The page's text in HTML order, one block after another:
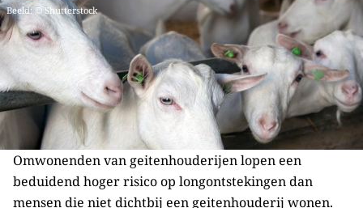
Beeld: © Shutterstock
Omwonenden van geitenhouderijen lopen een
beduidend hoger risico op longontstekingen dan
mensen die niet dichtbij een geitenhouderij wonen.